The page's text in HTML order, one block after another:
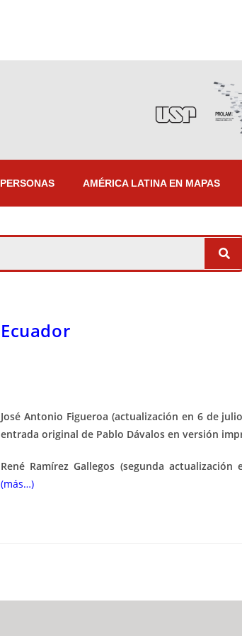
PERSONAS AMÉRICA LATINA EN MAPAS
Ecuador
José Antonio Figueroa (actualización en 6 de
entrada original de Pablo Dávalos en versión
René Ramírez Gallegos (segunda
(más…)